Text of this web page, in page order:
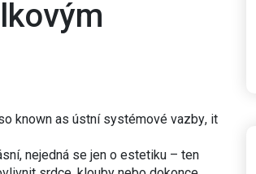
known as ústní systémové vazby, it
nejedná se jen o estetiku – ten